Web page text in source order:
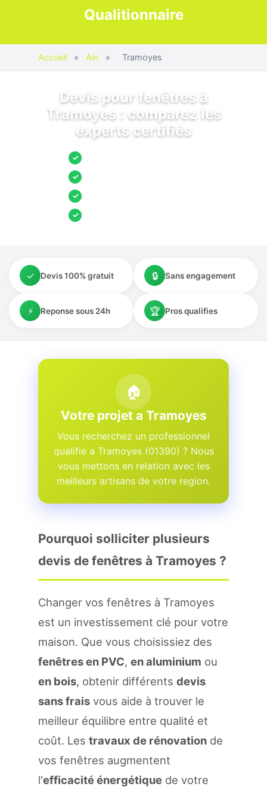
Qualitionnaire
Accueil » Ain » Tramoyes
Devis pour fenêtres à
Tramoyes : comparez les
experts certifiés
✓
✓
✓
✓
✓ Devis 100% gratuit 🔒 Sans engagement
⚡ Reponse sous 24h 🏆 Pros qualifies
🏠
Votre projet a Tramoyes
Vous recherchez un professionnel
qualifie a Tramoyes (01390) ? Nous
vous mettons en relation avec les
meilleurs artisans de votre region.
Pourquoi solliciter plusieurs
devis de fenêtres à Tramoyes ?
Changer vos fenêtres à Tramoyes
est un investissement clé pour votre
maison. Que vous choisissiez des
fenêtres en PVC, en aluminium ou
en bois, obtenir différents devis
sans frais vous aide à trouver le
meilleur équilibre entre qualité et
coût. Les travaux de rénovation de
vos fenêtres augmentent
l'efficacité énergétique de votre